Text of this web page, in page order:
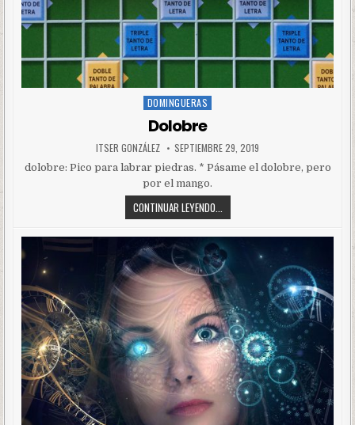
Posted
in
DOMINGUERAS
Dolobre
ITSER GONZÁLEZ SEPTIEMBRE 29, 2019
dolobre: Pico para labrar piedras. * Pásame el dolobre, pero
por el mango.
CONTINUAR LEYENDO...